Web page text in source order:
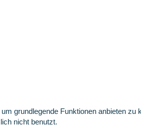
grundlegende Funktionen anbieten
nicht benutzt.